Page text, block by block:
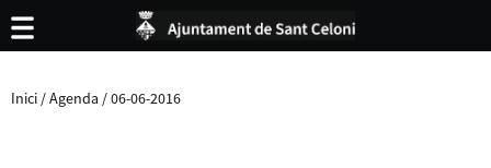
Inici /Agenda /06-06-2016